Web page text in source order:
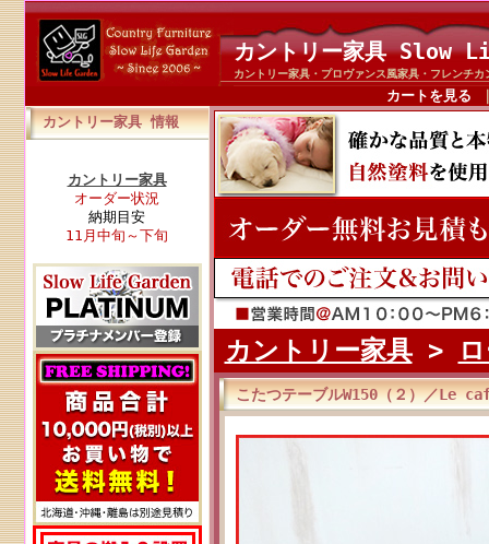
カントリー家具 Slow
カントリー家具・プロヴァンス風家具・フレンチ
カートを見る
カントリー家具 情報
カントリー家具
オーダー状況
納期目安
11月中旬～下旬
カントリー家具>
こたつテーブルW150（２）／Le